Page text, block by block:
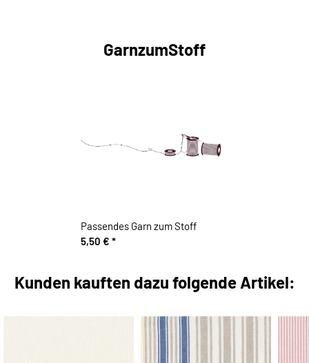
GarnzumStoff
Passendes Garn zum Stoff
5,50 € *
Kunden kauften dazu folgende Artikel: